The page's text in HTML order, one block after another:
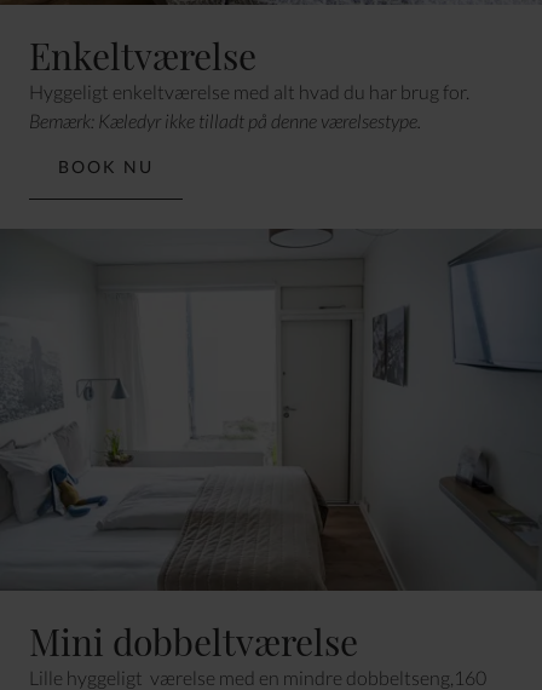
Enkeltværelse
Hyggeligt enkeltværelse med alt hvad du har brug for.
Bemærk: Kæledyr ikke tilladt på denne værelsestype.
BOOK NU
Mini dobbeltværelse
Lille hyggeligt værelse med en mindre dobbeltseng,160